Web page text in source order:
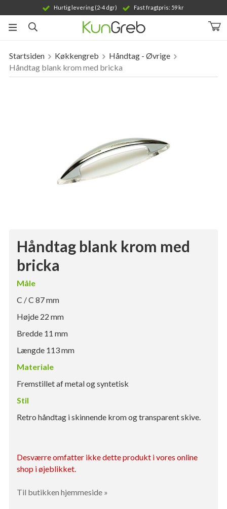
Hurtig levering (2-4 dgr) Fast fragtpris: 59 kr
Produktet er blevet tilføjet til din indkøbskurv
Startsiden Køkkengreb
Håndtag - Øvrige
Håndtag blank krom med bricka
Håndtag blank krom med
bricka
Måle
C / C 87 mm
Højde 22 mm
Bredde 11 mm
Længde 113 mm
Materiale
Fremstillet af metal og syntetisk
Stil
Retro håndtag i skinnende krom og transparent skive.
Desværre omfatter ikke dette produkt i vores online
shop i øjeblikket.
Til butikken hjemmeside »